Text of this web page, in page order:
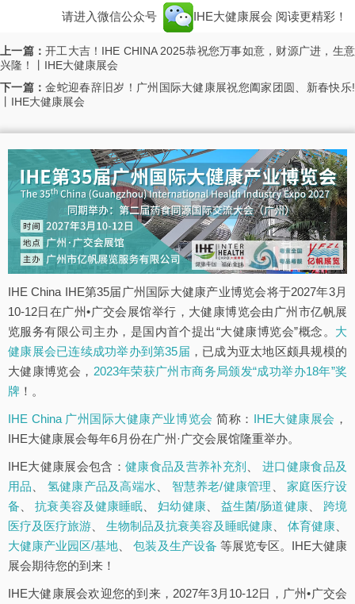
请进入微信公众号 IHE大健康展会 阅读更精彩！
上一篇：开工大吉！IHE CHINA 2025恭祝您万事如意，财源广进，生意
兴隆！丨IHE大健康展会
下一篇：金蛇迎春辞旧岁！广州国际大健康展祝您阖家团圆、新春快乐!
丨IHE大健康展会
IHE China IHE第35届广州国际大健康产业博览会将于2027年3月
10-12日在广州•广交会展馆举行，大健康博览会由广州市亿帆展
览服务有限公司主办，是国内首个提出“大健康博览会”概念。 大
健康展会已连续成功举办到第35届 ，已成为亚太地区颇具规模的
大健康博览会， 2023年荣获广州市商务局颁发“成功举办18年”奖
牌 ！。
IHE China 广州国际大健康产业博览会 简称： IHE大健康展会 ，
IHE大健康展会每年6月份在广州·广交会展馆隆重举办。
IHE大健康展会包含： 健康食品及营养补充剂 、进口健康食品及
用品
氢健康产品及高端水 智慧养老/健康管理 、家庭医疗设
备 、抗衰美容及健康睡眠 、妇幼健康、 益生菌/肠道健康、 跨境
医疗及医疗旅游
生物制品及抗衰美容及睡眠健康 体育健康
大健康产业园区/基地 、包装及生产设备 等展览专区。IHE大健康
展会期待您的到来！
IHE大健康展会欢迎您的到来，2027年3月10-12日，广州•广交会